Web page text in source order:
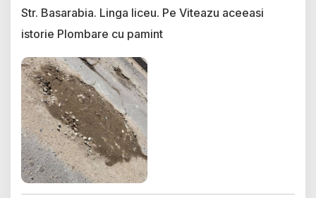
Str. Basarabia. Linga liceu. Pe Viteazu aceeasi
istorie Plombare cu pamint